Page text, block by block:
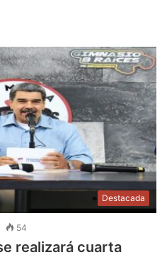
Destacada
54
realizará cuarta